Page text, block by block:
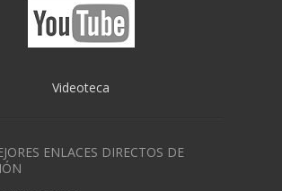
Videoteca
ENLACES DIRECTOS DE